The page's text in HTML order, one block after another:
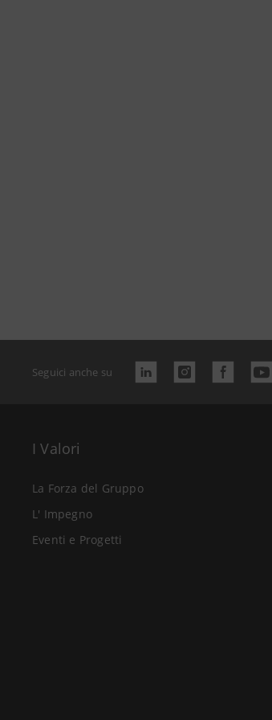
Seguici anche su
I Valori
La Forza del Gruppo
L' Impegno
Eventi e Progetti